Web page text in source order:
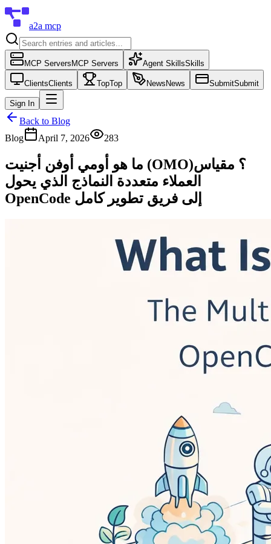
a2a mcp
MCP Servers MCP Servers Agent SkillsSkills
ClientsClients TopTop News News SubmitSubmit
Sign In
Back to Blog
Blog
April 7, 2026 283
ما هو أومي أوفن أجنيت (OMO)؟ مقياس
العملاء متعددة النماذج الذي يحول
OpenCode إلى فريق تطوير كامل